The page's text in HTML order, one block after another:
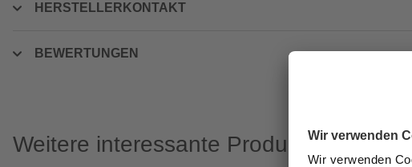
HERSTELLERKONTAKT
BEWERTUNGEN
Weitere interessante Produkte